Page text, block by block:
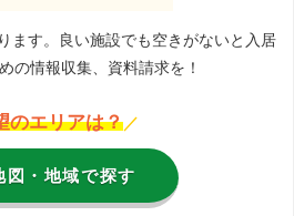
ます。良い施設でも空きがないと入居
の情報収集、資料請求を！
のエリアは？ ／
図・地域で探す